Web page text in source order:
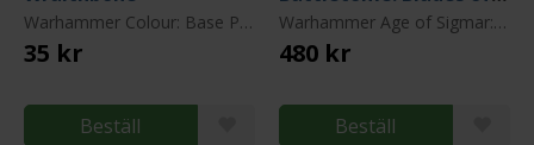
Warhammer Colour: Base Paint
35 kr
Beställ
Warhammer Age of Sigmar: Blades of Khorne
480 kr
Beställ